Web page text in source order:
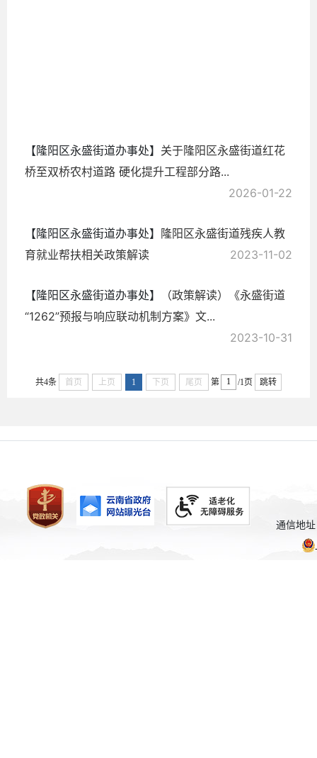
【隆阳区永盛街道办事处】 关于隆阳区永盛街道红花
桥至双桥农村道路 硬化提升工程部分路...
2026-01-22
【隆阳区永盛街道办事处】 隆阳区永盛街道残疾人教
育就业帮扶相关政策解读
2023-11-02
【隆阳区永盛街道办事处】
（政策解读）《永盛街道
“1262”预报与响应联动机制方案》文...
2023-10-31
共4条 首页 上页 1 下页 尾页 第 /1页 跳转
通信地